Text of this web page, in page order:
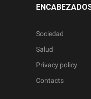
Sociedad
Salud
Privacy policy
Contacts